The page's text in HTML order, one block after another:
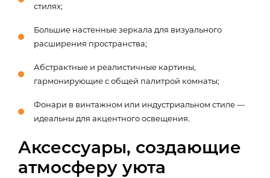
стилях;
Большие настенные зеркала для визуального
расширения пространства;
Абстрактные и реалистичные картины,
гармонирующие с общей палитрой комнаты;
Фонари в винтажном или индустриальном стиле —
идеальны для акцентного освещения.
Аксессуары, создающие
атмосферу уюта